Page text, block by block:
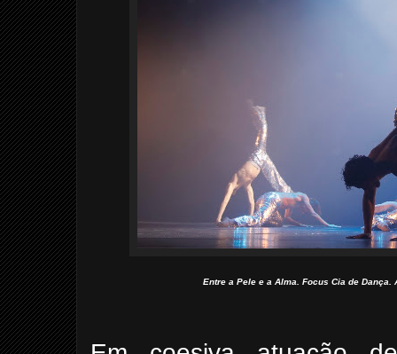
Entre a Pele e a Alma. Focus Cia de